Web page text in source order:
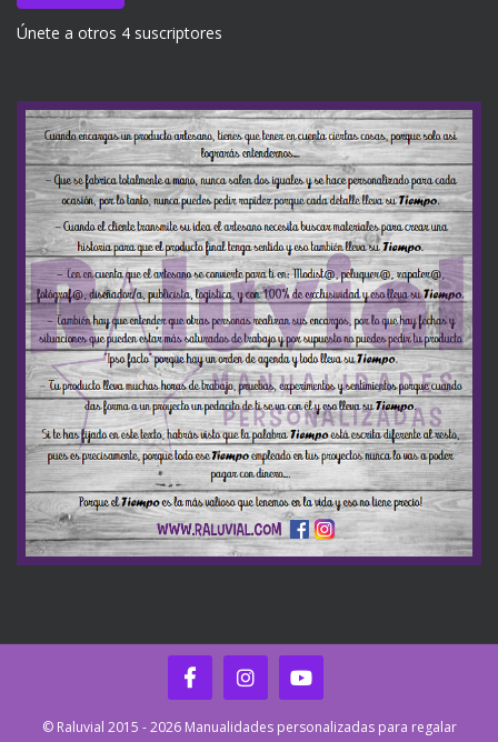
Únete a otros 4 suscriptores
© Raluvial 2015 - 2026 Manualidades personalizadas para regalar